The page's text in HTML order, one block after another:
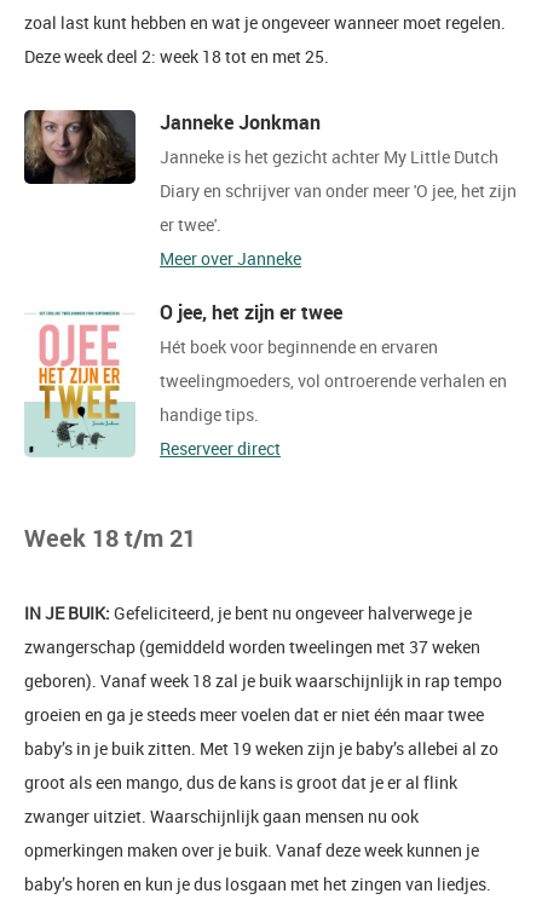
zoal last kunt hebben en wat je ongeveer wanneer moet regelen.
Deze week deel 2: week 18 tot en met 25.
Janneke Jonkman
Janneke is het gezicht achter My Little Dutch
Diary en schrijver van onder meer 'O jee, het zijn
er twee'.
Meer over Janneke
O jee, het zijn er twee
Hét boek voor beginnende en ervaren
tweelingmoeders, vol ontroerende verhalen en
handige tips.
Reserveer direct
Week 18 t/m 21
IN JE BUIK: Gefeliciteerd, je bent nu ongeveer halverwege je
zwangerschap (gemiddeld worden tweelingen met 37 weken
geboren). Vanaf week 18 zal je buik waarschijnlijk in rap tempo
groeien en ga je steeds meer voelen dat er niet één maar twee
baby’s in je buik zitten. Met 19 weken zijn je baby’s allebei al zo
groot als een mango, dus de kans is groot dat je er al flink
zwanger uitziet. Waarschijnlijk gaan mensen nu ook
opmerkingen maken over je buik. Vanaf deze week kunnen je
baby’s horen en kun je dus losgaan met het zingen van liedjes.